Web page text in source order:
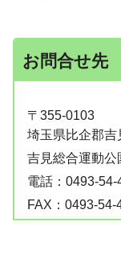
お問合せ先
〒355-0103
埼玉県比企郡吉
吉見総合運動公
電話： 0493-54-
FAX： 0493-54-